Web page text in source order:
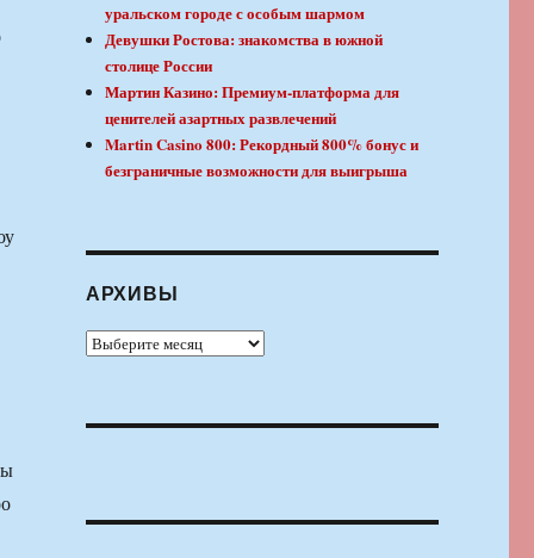
уральском городе с особым шармом
Девушки Ростова: знакомства в южной
столице России
Мартин Казино: Премиум-платформа для
ценителей азартных развлечений
Martin Casino 800: Рекордный 800% бонус и
безграничные возможности для выигрыша
АРХИВЫ
Архивы